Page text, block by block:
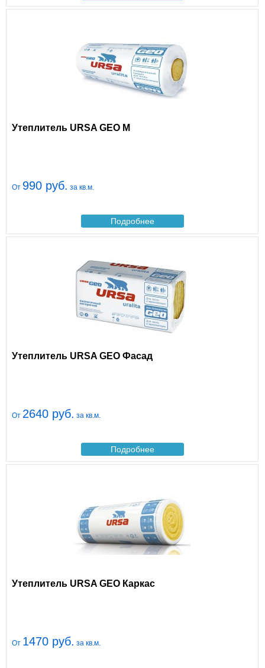
Утеплитель URSA GEO М
От 990 руб. за кв.м.
Подробнее
Утеплитель URSA GEO Фасад
От 2640 руб. за кв.м.
Подробнее
Утеплитель URSA GEO Каркас
От 1470 руб. за кв.м.